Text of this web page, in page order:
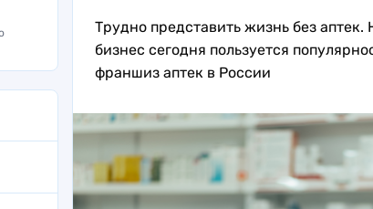
Трудно представить жизнь без
бизнес сегодня пользуется
франшиз аптек в России